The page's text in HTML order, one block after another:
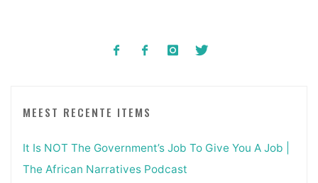
MEEST RECENTE ITEMS
It Is NOT The Government’s Job To Give You A Job |
The African Narratives Podcast